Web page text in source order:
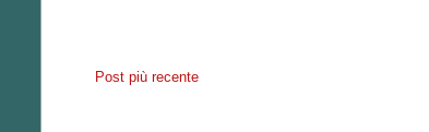
Post più recente